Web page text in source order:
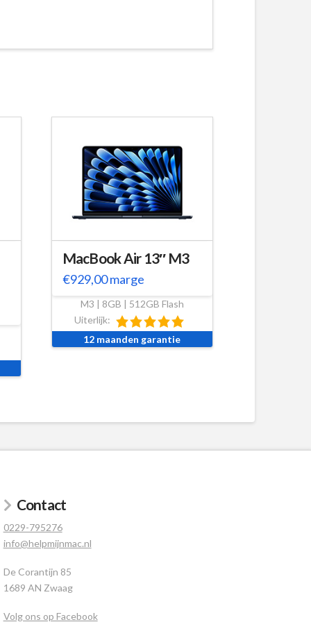
MacBook Air 13″ M3
€929,00marge
M3 | 8GB | 512GB Flash
Uiterlijk:
12 maanden garantie
Contact
0229-795276
info@helpmijnmac.nl
De Corantijn 85
1689 AN Zwaag
Volg ons op Facebook